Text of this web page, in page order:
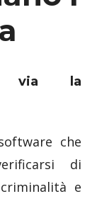
via la
che
di
e